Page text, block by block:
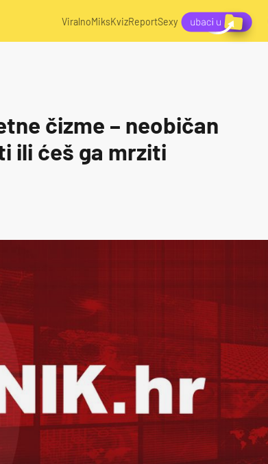
ViralnoMiksKvizReportSexy
čizme – neobičan
ili ćeš ga mrziti